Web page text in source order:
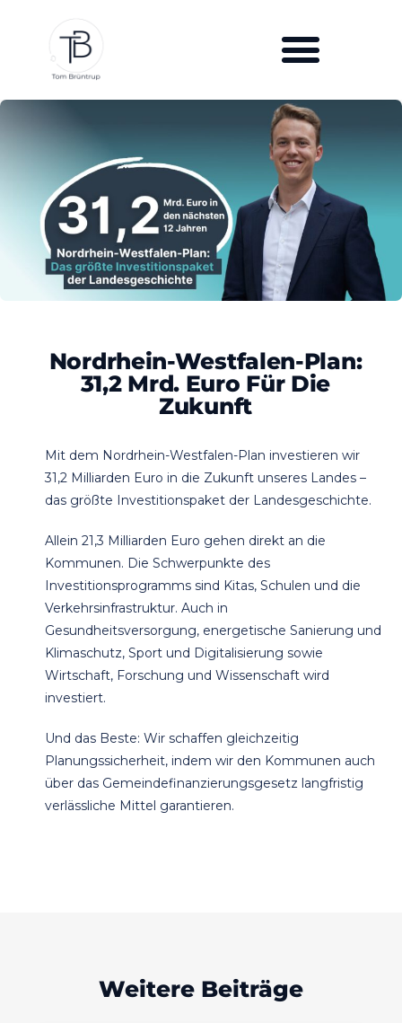
Nordrhein-Westfalen-Plan:
31,2 Mrd. Euro Für Die
Zukunft
Mit dem Nordrhein-Westfalen-Plan investieren wir
31,2 Milliarden Euro in die Zukunft unseres Landes –
das größte Investitionspaket der Landesgeschichte.
Allein 21,3 Milliarden Euro gehen direkt an die
Kommunen. Die Schwerpunkte des
Investitionsprogramms sind Kitas, Schulen und die
Verkehrsinfrastruktur. Auch in
Gesundheitsversorgung, energetische Sanierung und
Klimaschutz, Sport und Digitalisierung sowie
Wirtschaft, Forschung und Wissenschaft wird
investiert.
Und das Beste: Wir schaffen gleichzeitig
Planungssicherheit, indem wir den Kommunen auch
über das Gemeindefinanzierungsgesetz langfristig
verlässliche Mittel garantieren.
Weitere Beiträge